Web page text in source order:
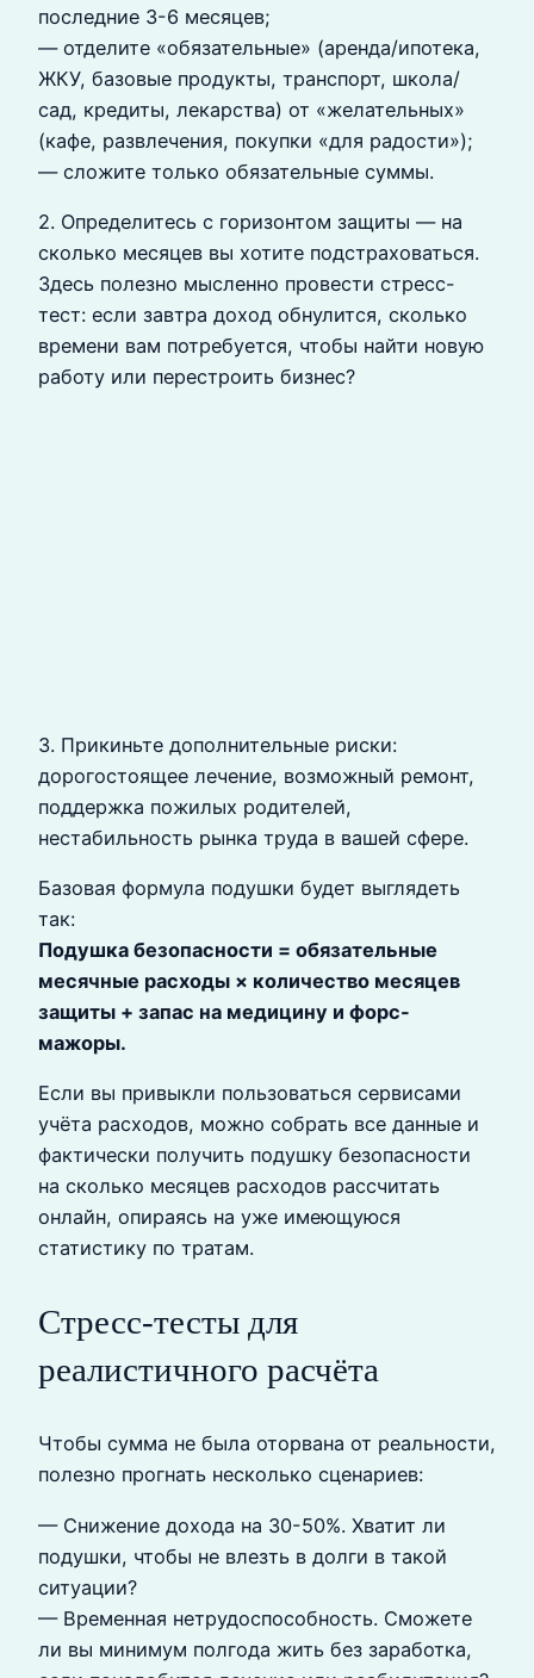
последние 3-6 месяцев;
— отделите «обязательные» (аренда/ипотека,
ЖКУ, базовые продукты, транспорт, школа/
сад, кредиты, лекарства) от «желательных»
(кафе, развлечения, покупки «для радости»);
— сложите только обязательные суммы.
2. Определитесь с горизонтом защиты — на
сколько месяцев вы хотите подстраховаться.
Здесь полезно мысленно провести стресс-
тест: если завтра доход обнулится, сколько
времени вам потребуется, чтобы найти новую
работу или перестроить бизнес?
3. Прикиньте дополнительные риски:
дорогостоящее лечение, возможный ремонт,
поддержка пожилых родителей,
нестабильность рынка труда в вашей сфере.
Базовая формула подушки будет выглядеть
так:
Подушка безопасности = обязательные
месячные расходы × количество месяцев
защиты + запас на медицину и форс-
мажоры.
Если вы привыкли пользоваться сервисами
учёта расходов, можно собрать все данные и
фактически получить подушку безопасности
на сколько месяцев расходов рассчитать
онлайн, опираясь на уже имеющуюся
статистику по тратам.
Стресс-тесты для
реалистичного расчёта
Чтобы сумма не была оторвана от реальности,
полезно прогнать несколько сценариев:
— Снижение дохода на 30-50%. Хватит ли
подушки, чтобы не влезть в долги в такой
ситуации?
— Временная нетрудоспособность. Сможете
ли вы минимум полгода жить без заработка,